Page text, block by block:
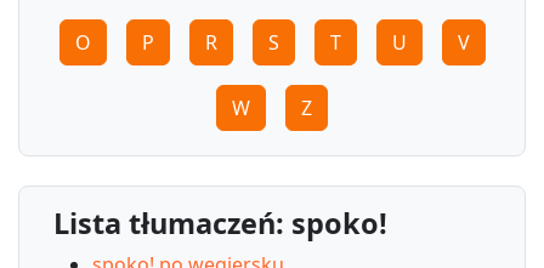
O P R S T U V
W Z
Lista tłumaczeń: spoko!